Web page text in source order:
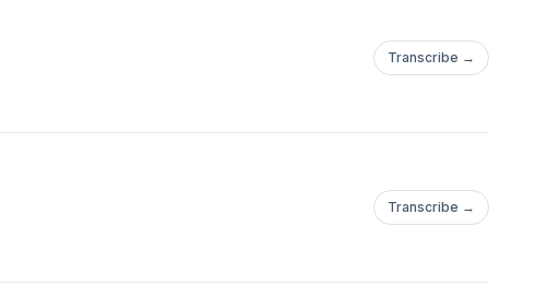
Transcribe →
Transcribe →